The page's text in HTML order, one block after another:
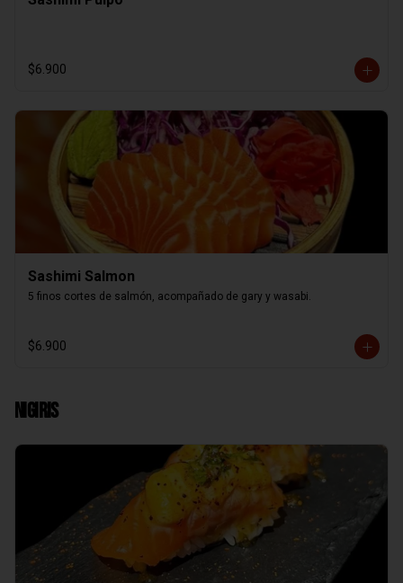
$6.900
Sashimi Salmon
5 finos cortes de salmón, acompañado de gary y wasabi.
$6.900
Nigiris